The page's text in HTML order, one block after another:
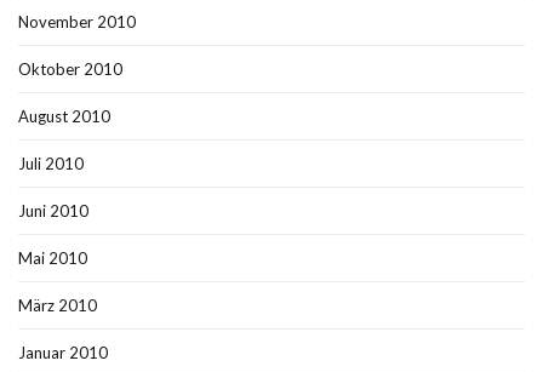
November 2010
Oktober 2010
August 2010
Juli 2010
Juni 2010
Mai 2010
März 2010
Januar 2010